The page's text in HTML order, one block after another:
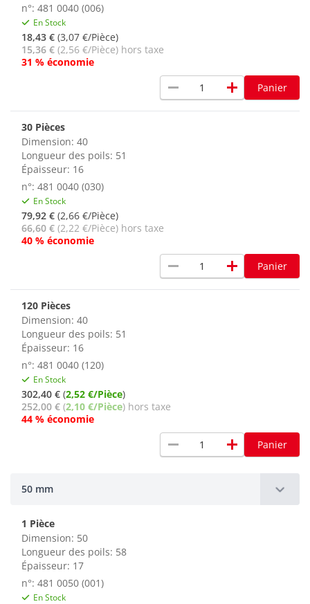
n°: 481 0040 (006)
En Stock
18,43 € (3,07 €/Pièce)
15,36 € (2,56 €/Pièce) hors taxe
31 % économie
remove add Panier
30 Pièces
Dimension: 40
Longueur des poils: 51
Épaisseur: 16
n°: 481 0040 (030)
En Stock
79,92 € (2,66 €/Pièce)
66,60 € (2,22 €/Pièce) hors taxe
40 % économie
remove add Panier
120 Pièces
Dimension: 40
Longueur des poils: 51
Épaisseur: 16
n°: 481 0040 (120)
En Stock
302,40 € (2,52 €/Pièce)
252,00 € (2,10 €/Pièce) hors taxe
44 % économie
remove add Panier
50 mm
1 Pièce
Dimension: 50
Longueur des poils: 58
Épaisseur: 17
n°: 481 0050 (001)
En Stock